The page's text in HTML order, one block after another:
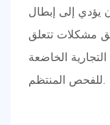
يؤدي إلى إبطال
مشكلات تتعلق
الخاضعة
للفحص المنتظم.